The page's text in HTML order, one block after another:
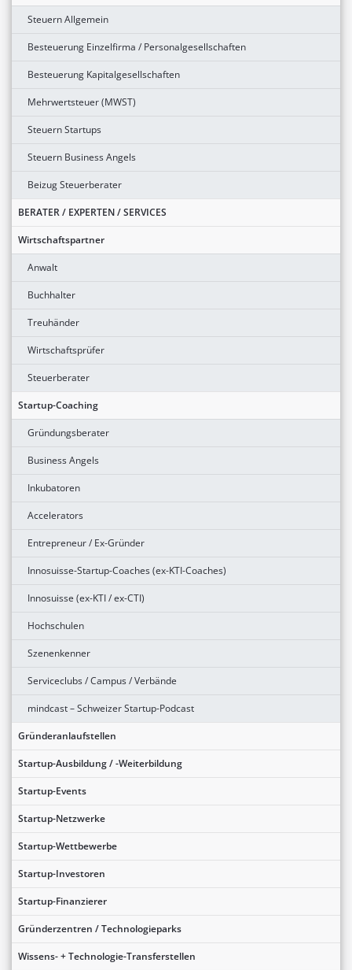
Steuern Allgemein
Besteuerung Einzelfirma / Personalgesellschaften
Besteuerung Kapitalgesellschaften
Mehrwertsteuer (MWST)
Steuern Startups
Steuern Business Angels
Beizug Steuerberater
BERATER / EXPERTEN / SERVICES
Wirtschaftspartner
Anwalt
Buchhalter
Treuhänder
Wirtschaftsprüfer
Steuerberater
Startup-Coaching
Gründungsberater
Business Angels
Inkubatoren
Accelerators
Entrepreneur / Ex-Gründer
Innosuisse-Startup-Coaches (ex-KTI-Coaches)
Innosuisse (ex-KTI / ex-CTI)
Hochschulen
Szenenkenner
Serviceclubs / Campus / Verbände
mindcast – Schweizer Startup-Podcast
Gründeranlaufstellen
Startup-Ausbildung / -Weiterbildung
Startup-Events
Startup-Netzwerke
Startup-Wettbewerbe
Startup-Investoren
Startup-Finanzierer
Gründerzentren / Technologieparks
Wissens- + Technologie-Transferstellen